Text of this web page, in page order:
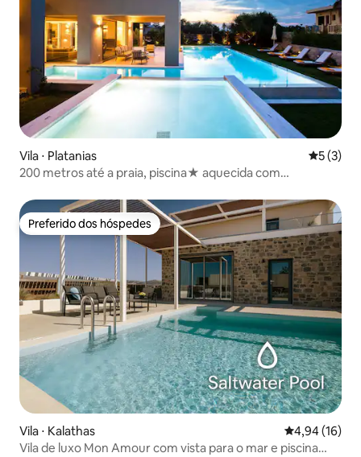
Vila ⋅ Platanias 5 de
5 (3)
200 metros até a praia, piscina★ aquecida com
Preferido dos hóspedes
Preferido dos hóspedes
Vila ⋅ Kalathas 4,94 de uma
4,94 (16)
Vila de luxo Mon Amour com vista para o mar e piscina